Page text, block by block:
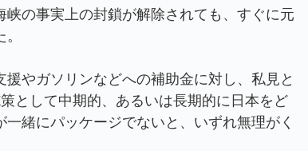
の事実上の封鎖が解除されても、すぐに元
やガソリンなどへの補助金に対し、私見と
として中期的、あるいは長期的に日本をど
緒にパッケージでないと、いずれ無理がく